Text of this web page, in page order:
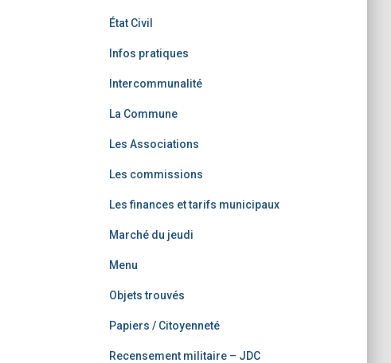
État Civil
Infos pratiques
Intercommunalité
La Commune
Les Associations
Les commissions
Les finances et tarifs municipaux
Marché du jeudi
Menu
Objets trouvés
Papiers / Citoyenneté
Recensement militaire – JDC